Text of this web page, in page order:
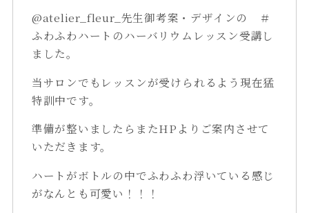
@atelier_fleur_先生御考案・デザインの ＃
ふわふわハートのハーバリウムレッスン受講し
ました。
当サロンでもレッスンが受けられるよう現在猛
特訓中です。
準備が整いましたらまたHPよりご案内させて
いただきます。
ハートがボトルの中でふわふわ浮いている感じ
がなんとも可愛い！！！